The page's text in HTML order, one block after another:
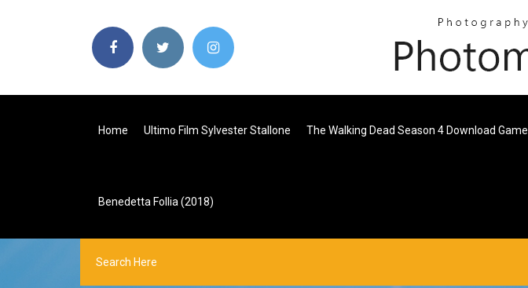
Home Ultimo Film Sylvester Stallone The Walking Dead Season 4 Download Game
Benedetta Follia (2018)